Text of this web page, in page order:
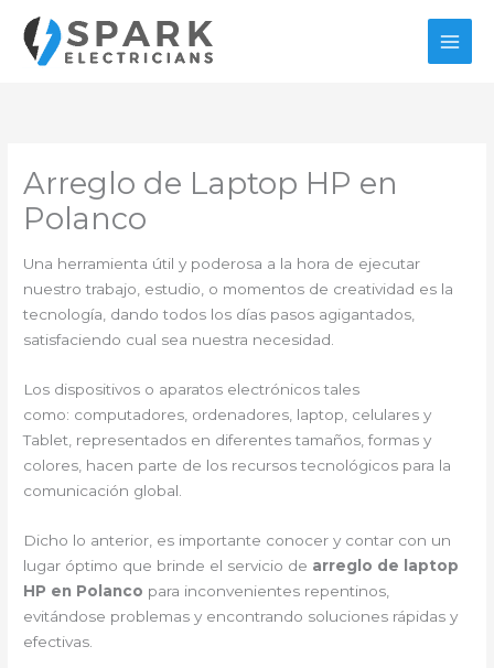
contenido
Arreglo de Laptop HP en
Polanco
Una herramienta útil y poderosa a la hora de ejecutar
nuestro trabajo, estudio, o momentos de creatividad es la
tecnología, dando todos los días pasos agigantados,
satisfaciendo cual sea nuestra necesidad.
Los dispositivos o aparatos electrónicos tales
como: computadores, ordenadores, laptop, celulares y
Tablet, representados en diferentes tamaños, formas y
colores, hacen parte de los recursos tecnológicos para la
comunicación global.
Dicho lo anterior, es importante conocer y contar con un
lugar óptimo que brinde el servicio de arreglo de laptop
HP en Polanco para inconvenientes repentinos,
evitándose problemas y encontrando soluciones rápidas y
efectivas.